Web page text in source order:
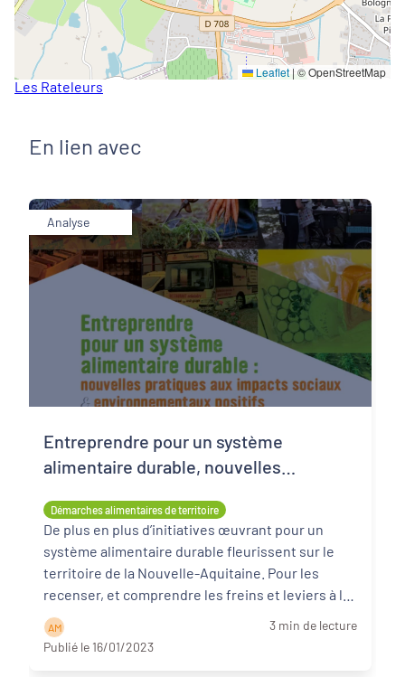
Leaflet | © OpenStreetMap
Les Rateleurs
En lien avec
Analyse
Démarches alimentaires de territoire
Entreprendre pour un système
alimentaire durable, nouvelles
environnementaux positifs
De plus en plus d’initiatives œuvrant pour un
système alimentaire durable fleurissent sur le
territoire de la Nouvelle-Aquitaine. Pour les
recenser, et comprendre les freins et leviers à le
...Lire la suite
A M
3 min de lecture
Publié le 16/01/2023